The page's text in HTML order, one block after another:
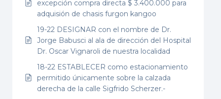
excepción compra directa $ 3.400.000 para
adquisión de chasis furgon kangoo
19-22 DESIGNAR con el nombre de Dr.
Jorge Babusci al ala de dirección del Hospital
Dr. Oscar Vignaroli de nuestra localidad
18-22 ESTABLECER como estacionamiento
permitido únicamente sobre la calzada
derecha de la calle Sigfrido Scherzer.-